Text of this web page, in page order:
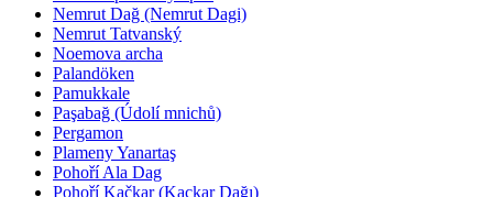
Nemrut Dağ (Nemrut Dagi)
Nemrut Tatvanský
Noemova archa
Palandöken
Pamukkale
Paşabağ (Údolí mnichů)
Pergamon
Plameny Yanartaş
Pohoří Ala Dag
Pohoří Kačkar (Kaçkar Dağı)